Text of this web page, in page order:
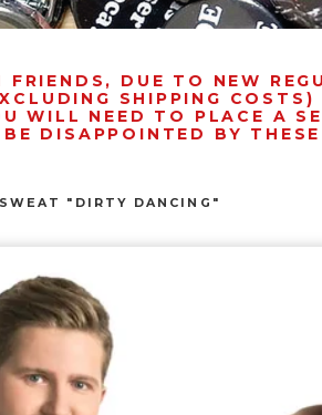
FRIENDS, DUE TO NEW
SHIPPING
WILL NEED TO PLACE A
DISAPPOINTED BY
SWEAT "DIRTY DANCING"